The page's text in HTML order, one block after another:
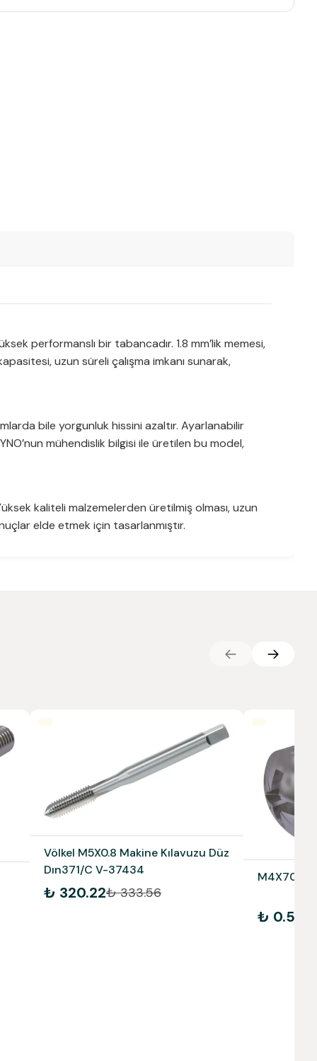
performanslı bir tabancadır. 1.8 mm’lik memesi,
uzun süreli çalışma imkanı sunarak,
bile yorgunluk hissini azaltır. Ayarlanabilir
mühendislik bilgisi ile üretilen bu model,
kaliteli malzemelerden üretilmiş olması, uzun
elde etmek için tasarlanmıştır.
Völkel M5X0.8 Makine Kılavuzu Düz
Dın371/C V-37434
₺ 320.22₺ 333.56
M4X70
₺ 0.52